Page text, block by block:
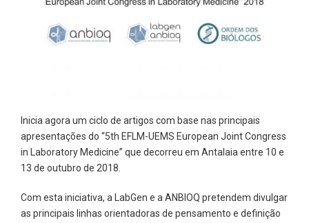
Inicia agora um ciclo de artigos com base nas principais
apresentações do “5th EFLM-UEMS European Joint Congress
in Laboratory Medicine” que decorreu em Antalaia entre 10 e
13 de outubro de 2018.
Com esta iniciativa, a LabGen e a ANBIOQ pretendem divulgar
as principais linhas orientadoras de pensamento e definição